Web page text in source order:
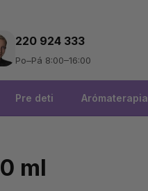
220 924 333
Po–Pá 8:00–16:00
Pre deti Arómaterapia
ml